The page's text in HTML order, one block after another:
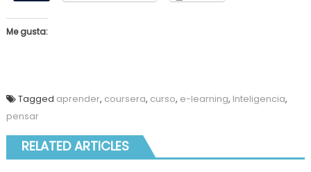
Me gusta:
Tagged aprender, coursera, curso, e-learning, Inteligencia,
pensar
RELATED ARTICLES